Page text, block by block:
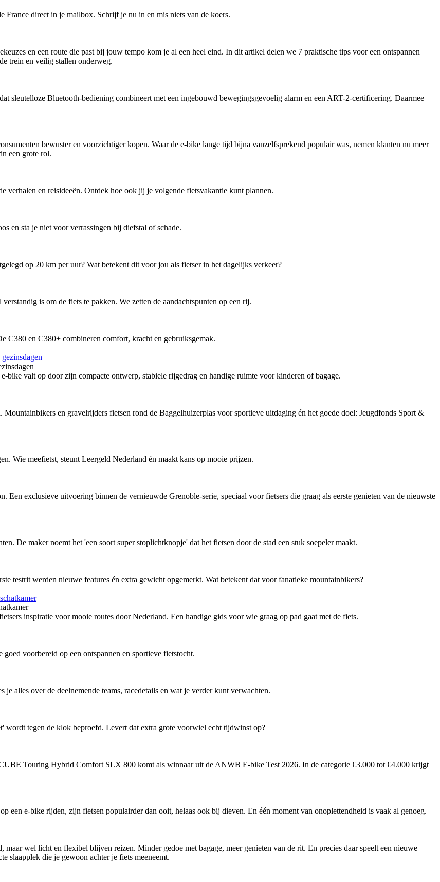
France direct in je mailbox. Schrijf je nu in en mis niets van de koers.
en een route die past bij jouw tempo kom je al een heel eind. In dit artikel delen we 7 praktische tips voor een ontspannen
trein en veilig stallen onderweg.
Bluetooth-bediening combineert met een ingebouwd bewegingsgevoelig alarm en een ART-2-certificering. Daarmee
bewuster en voorzichtiger kopen. Waar de e-bike lange tijd bijna vanzelfsprekend populair was, nemen klanten nu meer
een grote rol.
verhalen en reisideeën. Ontdek hoe ook jij je volgende fietsvakantie kunt plannen.
en sta je niet voor verrassingen bij diefstal of schade.
op 20 km per uur? Wat betekent dit voor jou als fietser in het dagelijks verkeer?
is om de fiets te pakken. We zetten de aandachtspunten op een rij.
C380 en C380+ combineren comfort, kracht en gebruiksgemak.
valt op door zijn compacte ontwerp, stabiele rijgedrag en handige ruimte voor kinderen of bagage.
en gravelrijders fietsen rond de Baggelhuizerplas voor sportieve uitdaging én het goede doel: Jeugdfonds Sport &
Wie meefietst, steunt Leergeld Nederland én maakt kans op mooie prijzen.
Een exclusieve uitvoering binnen de vernieuwde Grenoble-serie, speciaal voor fietsers die graag als eerste genieten van de nieuwste
De maker noemt het 'een soort super stoplichtknopje' dat het fietsen door de stad een stuk soepeler maakt.
testrit werden nieuwe features én extra gewicht opgemerkt. Wat betekent dat voor fanatieke mountainbikers?
inspiratie voor mooie routes door Nederland. Een handige gids voor wie graag op pad gaat met de fiets.
voorbereid op een ontspannen en sportieve fietstocht.
alles over de deelnemende teams, racedetails en wat je verder kunt verwachten.
tegen de klok beproefd. Levert dat extra grote voorwiel echt tijdwinst op?
Touring Hybrid Comfort SLX 800 komt als winnaar uit de ANWB E-bike Test 2026. In de categorie €3.000 tot €4.000 krijgt
een e-bike rijden, zijn fietsen populairder dan ooit, helaas ook bij dieven. En één moment van onoplettendheid is vaak al genoeg.
wel licht en flexibel blijven reizen. Minder gedoe met bagage, meer genieten van de rit. En precies daar speelt een nieuwe
slaapplek die je gewoon achter je fiets meeneemt.